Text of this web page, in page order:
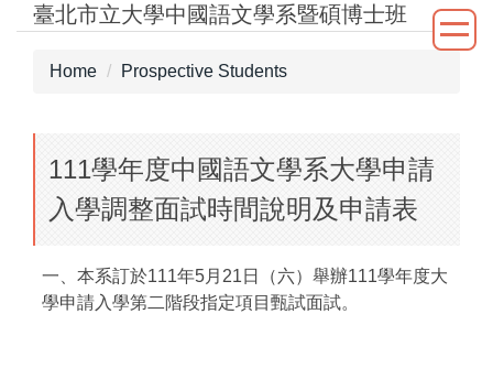
Jump
臺北市立大學中國語文學系暨碩博士班
Home Prospective Students
111學年度中國語文學系大學申請
入學調整面試時間說明及申請表
一、本系訂於111年5月21日（六）舉辦111學年度大
學申請入學第二階段指定項目甄試面試。